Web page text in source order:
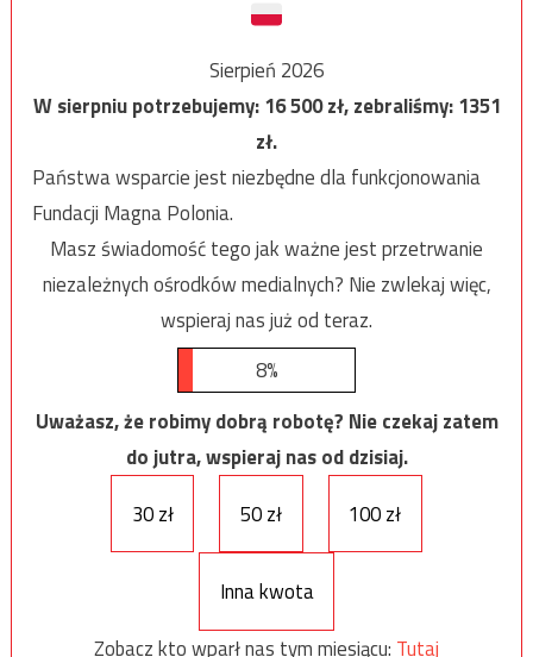
Sierpień 2026
W sierpniu potrzebujemy:16 500zł, zebraliśmy:1351
zł.
Państwa wsparcie jest niezbędne dla funkcjonowania
Fundacji Magna Polonia.
Masz świadomość tego jak ważne jest przetrwanie
niezależnych ośrodków medialnych? Nie zwlekaj więc,
wspieraj nas już od teraz.
8%
Uważasz, że robimy dobrą robotę? Nie czekaj zatem
do jutra, wspieraj nas od dzisiaj.
30 zł
50 zł 100 zł
Inna kwota
Zobacz kto wparł nas tym miesiącu: Tutaj